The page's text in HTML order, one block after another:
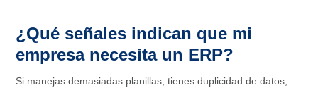
¿Qué señales indican que mi
empresa necesita un ERP?
Si manejas demasiadas planillas, tienes duplicidad de datos,